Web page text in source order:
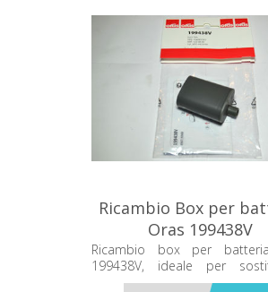
Ricambio Box per
Oras 199438V
Ricambio box per
199438V, ideale per
compatibile con il sistema